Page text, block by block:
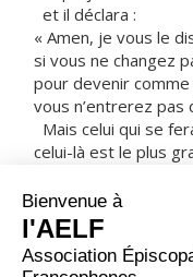
et il déclara :
« Amen, je vous le
si vous ne changez
pour devenir
vous n’entrerez pas
Mais celui qui se
celui-là est le plus
nom,
il m’accueille, moi. »
Gardez-vous de
car, je vous le dis,